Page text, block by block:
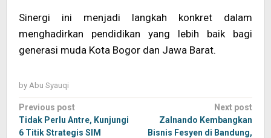
Sinergi ini menjadi langkah konkret dalam
menghadirkan pendidikan yang lebih baik bagi
generasi muda Kota Bogor dan Jawa Barat.
by Abu Syauqi
Post
navigation
Previous post
Tidak Perlu Antre, Kunjungi
6 Titik Strategis SIM
Next post
Zalnando Kembangkan
Bisnis Fesyen di Bandung,